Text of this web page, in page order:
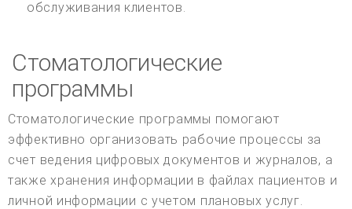
обслуживания клиентов.
Стоматологические
программы
Стоматологические программы помогают
эффективно организовать рабочие процессы за
счет ведения цифровых документов и журналов, а
также хранения информации в файлах пациентов и
личной информации с учетом плановых услуг.